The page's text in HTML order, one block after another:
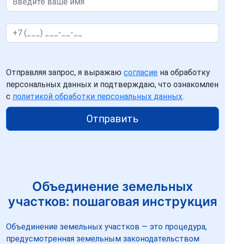
Отправляя запрос, я выражаю согласие на обработку
персональных данных и подтверждаю, что ознакомлен
с политикой обработки персональных данных.
Отправить
Объединение земельных
участков: пошаговая инструкция
Объединение земельных участков — это процедура,
предусмотренная земельным законодательством